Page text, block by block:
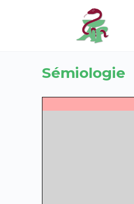
Sémiologie